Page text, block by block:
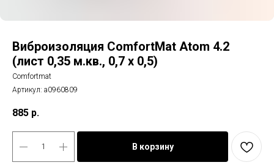
Виброизоляция ComfortMat Atom 4.2
(лист 0,35 м.кв., 0,7 х 0,5)
Comfortmat
Артикул: a0960809
885 р.
В корзину